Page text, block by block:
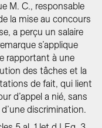
M. C., responsable
la mise au concours
a perçu un salaire
s’applique
rapportant à une
des tâches et la
de fait, qui lient
d’appel a nié, sans
discrimination.